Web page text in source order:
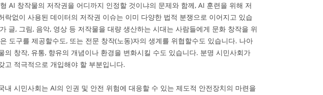
AI 창작물의 저작권을 어디까지 인정할 것이냐의 문제와 함께, AI 훈련을 위해 저
락없이 사용된 데이터의 저작권 이슈는 이미 다양한 법적 분쟁으로 이어지고 있습
글, 그림, 음악, 영상 등 저작물을 대량 생산하는 시대는 사람들에게 문화 창작을 위
도구를 제공할수도, 또는 전문 창작(노동)자의 생계를 위협할수도 있습니다. 나아
의 창작, 유통, 향유의 개념이나 환경을 변화시킬 수도 있습니다. 분명 시민사회가
고 적극적으로 개입해야 할 부분입니다.
내 시민사회는 AI의 인권 및 안전 위험에 대응할 수 있는 제도적 안전장치의 마련을